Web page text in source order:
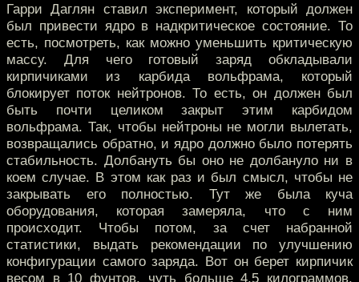
Гарри Даглян ставил эксперимент, который должен
был привести ядро в надкритическое состояние. То
есть, посмотреть, как можно уменьшить критическую
массу. Для чего готовый заряд обкладывали
кирпичиками из карбида вольфрама, который
блокирует поток нейтронов. То есть, он должен был
быть почти целиком закрыт этим карбидом
вольфрама. Так, чтобы нейтроны не могли вылетать,
возвращались обратно, и ядро должно было потерять
стабильность. Долбануть бы оно не долбануло ни в
коем случае. В этом как раз и был смысл, чтобы не
закрывать его полностью. Тут же была куча
оборудования, которая замеряла, что с ним
происходит. Чтобы потом, за счет набранной
статистики, выдать рекомендации по улучшению
конфигурации самого заряда. Вот он берет кирпичик
весом в 10 фунтов, чуть больше 4,5 килограммов,